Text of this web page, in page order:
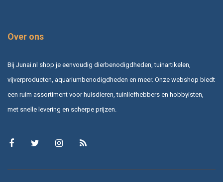
Over ons
Bij Junai.nl shop je eenvoudig dierbenodigdheden, tuinartikelen,
vijverproducten, aquariumbenodigdheden en meer. Onze webshop biedt
een ruim assortiment voor huisdieren, tuinliefhebbers en hobbyisten,
met snelle levering en scherpe prijzen.